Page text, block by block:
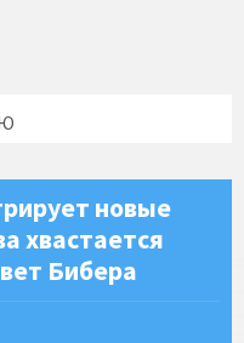
новые
хвастается
Бибера